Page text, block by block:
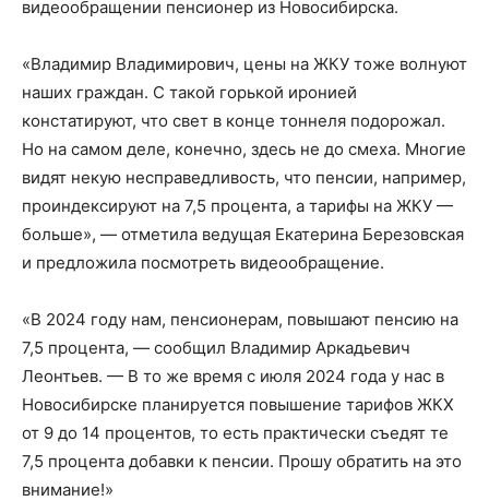
видеообращении пенсионер из Новосибирска.
«Владимир Владимирович, цены на ЖКУ тоже волнуют
наших граждан. С такой горькой иронией
констатируют, что свет в конце тоннеля подорожал.
Но на самом деле, конечно, здесь не до смеха. Многие
видят некую несправедливость, что пенсии, например,
проиндексируют на 7,5 процента, а тарифы на ЖКУ —
больше», — отметила ведущая Екатерина Березовская
и предложила посмотреть видеообращение.
«В 2024 году нам, пенсионерам, повышают пенсию на
7,5 процента, — сообщил Владимир Аркадьевич
Леонтьев. — В то же время с июля 2024 года у нас в
Новосибирске планируется повышение тарифов ЖКХ
от 9 до 14 процентов, то есть практически съедят те
7,5 процента добавки к пенсии. Прошу обратить на это
внимание!»